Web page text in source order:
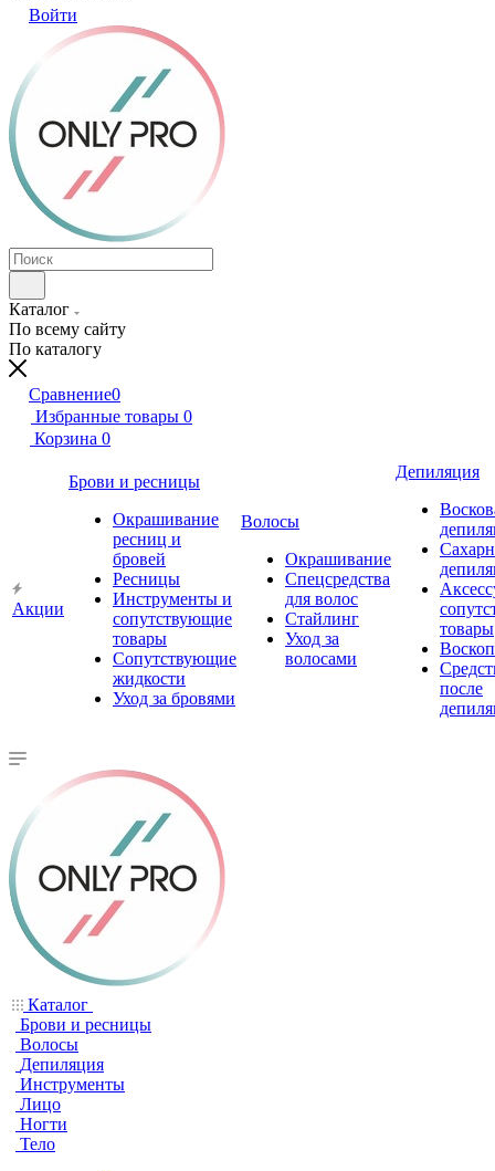
Войти
Каталог
По всему сайту
По каталогу
Сравнение0
Избранные товары 0
Корзина 0
Акции
Брови и ресницы
Окрашивание
ресниц и
бровей
Ресницы
Инструменты и
сопутствующие
товары
Сопутствующие
жидкости
Уход за бровями
Волосы
Окрашивание
Спецсредства
для волос
Стайлинг
Уход за
волосами
Депиляция
товары
после
Каталог
Брови и ресницы
Волосы
Депиляция
Инструменты
Лицо
Ногти
Тело